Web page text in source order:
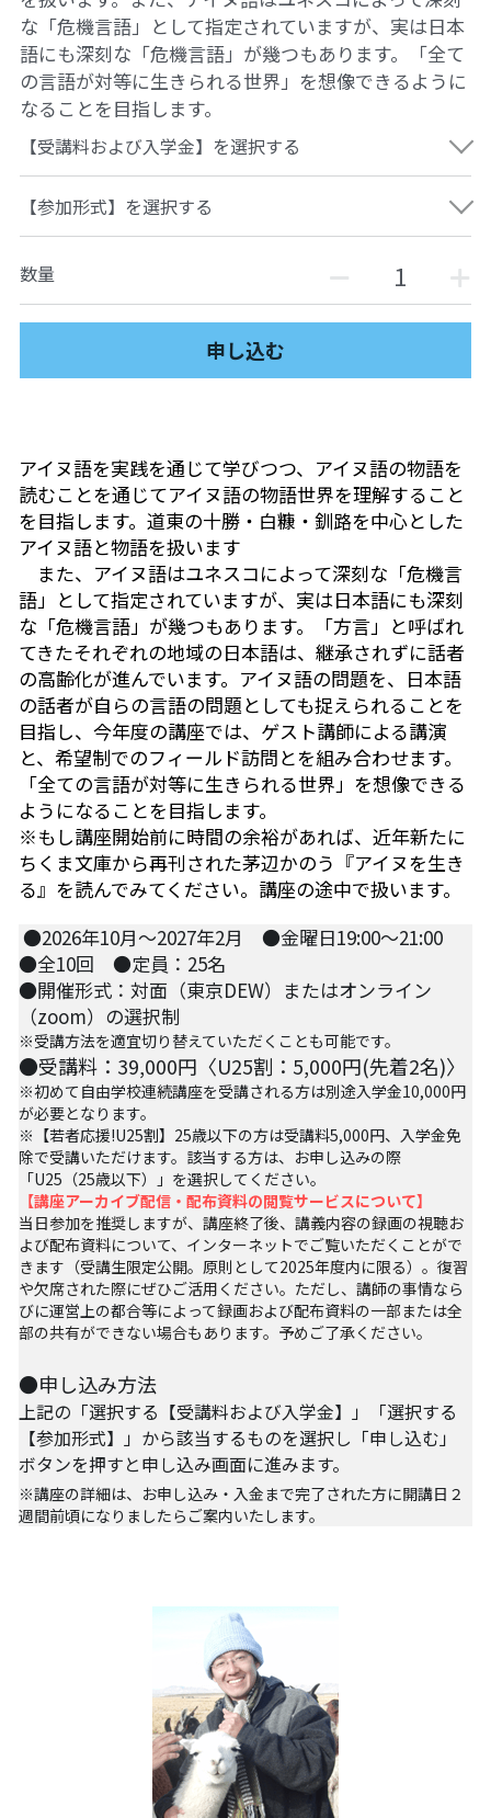
な「危機言語」として指定されていますが、実は日本
語にも深刻な「危機言語」が幾つもあります。「全て
の言語が対等に生きられる世界」を想像できるように
なることを目指します。
【受講料および入学金】を選択する
【参加形式】を選択する
数量
申し込む
アイヌ語を実践を通じて学びつつ、アイヌ語の物語を
読むことを通じてアイヌ語の物語世界を理解すること
を目指します。道東の十勝・白糠・釧路を中心とした
アイヌ語と物語を扱います
また、アイヌ語はユネスコによって深刻な「危機言
語」として指定されていますが、実は日本語にも深刻
な「危機言語」が幾つもあります。「方言」と呼ばれ
てきたそれぞれの地域の日本語は、継承されずに話者
の高齢化が進んでいます。アイヌ語の問題を、日本語
の話者が自らの言語の問題としても捉えられることを
目指し、今年度の講座では、ゲスト講師による講演
と、希望制でのフィールド訪問とを組み合わせます。
「全ての言語が対等に生きられる世界」を想像できる
ようになることを目指します。
※もし講座開始前に時間の余裕があれば、近年新たに
ちくま文庫から再刊された茅辺かのう『アイヌを生き
る』を読んでみてください。講座の途中で扱います。
●全10回　●定員：25名
●開催形式：対面（東京DEW）またはオンライン
（zoom）の選択制
※受講方法を適宜切り替えていただくことも可能です。
●受講料：39,000円〈U25割：5,000円(先着2名)〉
※初めて自由学校連続講座を受講される方は別途入学金10,000円
が必要となります。
※【若者応援!U25割】25歳以下の方は受講料5,000円、入学金免
除で受講いただけます。該当する方は、お申し込みの際
「U25（25歳以下）」を選択してください。
【講座アーカイブ配信・配布資料の閲覧サービスについて】
当日参加を推奨しますが、講座終了後、講義内容の録画の視聴お
よび配布資料について、インターネットでご覧いただくことがで
きます（受講生限定公開。原則として2025年度内に限る）。復習
や欠席された際にぜひご活用ください。ただし、講師の事情なら
びに運営上の都合等によって録画および配布資料の一部または全
部の共有ができない場合もあります。予めご了承ください。
●申し込み方法
上記の「選択する【受講料および入学金】」「選択する
【参加形式】 」から該当するものを選択し「申し込む」
ボタンを押すと申し込み画面に進みます。
※講座の詳細は、お申し込み・入金まで完了された方に開講日２
週間前頃になりましたらご案内いたします。
【越境】03食べものから学ぶ経済学
【越境】05市民による社会調査力アップ入門講
座
【越境】06 韓国：「文化民主主義」の根っこを
学ぶ
【越境】08ラテンアメリカ先住民の言語と文化
01テック・ジャスティス
02「自由と平等」の国の帝国主義
03人権を保障するのは誰か？
04パレスチナをどう学ぶ？教える？
05「共に生きる」ための社会調査
11鎌田慧 時代を描く・ルポルタージュの現場か
ら
06農と食の民主主義を実践する
07アイヌ語講座
08ナワトル語講座
10ルイース英会話
アートをめぐるFWin関東
アートをめぐるFWin関西
自主講座・ムトーさんと英文精読
TP翻訳チーム専用越境受講申し込み
【越境】01テック・ジャスティス―AI時代の差
別・人権・民主主義
【越境】02「自由と平等」の国の帝国主義
【越境】03人権を保障するのは誰か？――国
【越境】05「共に生きる」ための社会調査――
川崎の地域実践から学ぶ
【越境】06農と食の民主主義を実現する
【越境】07アイヌ語を学びつつ、日本語の問題
を学ぶ――メキシコ最大の先住民言語ナワトル
【越境】11鎌田慧 時代を描く・ルポルタージュ
PARC田んぼ2026年6月